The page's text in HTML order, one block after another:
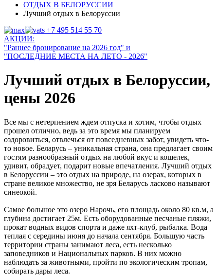
ОТДЫХ В БЕЛОРУССИИ
Лучший отдых в Белоруссии
+7 495 514 55 70
АКЦИИ:
"Раннее бронирование на 2026 год" и
"ПОСЛЕДНИЕ МЕСТА НА ЛЕТО - 2026"
Лучший отдых в Белоруссии,
цены 2026
Все мы с нетерпением ждем отпуска и хотим, чтобы отдых
прошел отлично, ведь за это время мы планируем
оздоровиться, отвлечься от повседневных забот, увидеть что-
то новое. Беларусь – уникальная страна, она предлагает своим
гостям разнообразный отдых на любой вкус и кошелек,
удивит, обрадует, подарит новые впечатления. Лучший отдых
в Белоруссии – это отдых на природе, на озерах, которых в
стране великое множество, не зря Беларусь ласково называют
синеокой.
Самое большое это озеро Нарочь, его площадь около 80 кв.м, а
глубина достигает 25м. Есть оборудованные песчаные пляжи,
прокат водных видов спорта и даже яхт-клуб, рыбалка. Вода
теплая с середины июня до начала сентября. Большую часть
территории страны занимают леса, есть несколько
заповедников и Национальных парков. В них можно
наблюдать за животными, пройти по экологическим тропам,
собирать дары леса.